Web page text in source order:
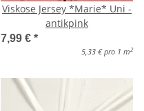
Viskose Jersey *Marie* Uni -
antikpink
7,99 € *
5,33 € pro 1 m 2